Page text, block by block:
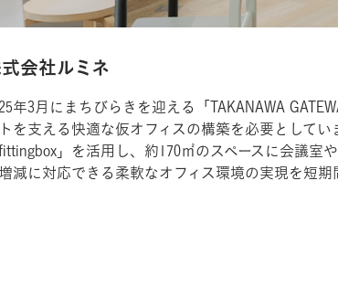
会社ルミネ
年3月にまちびらきを迎える「TAKANAWA
を支える快適な仮オフィスの構築を必要として
fittingbox」を活用し、約170㎡のスペースに会議
減に対応できる柔軟なオフィス環境の実現を短